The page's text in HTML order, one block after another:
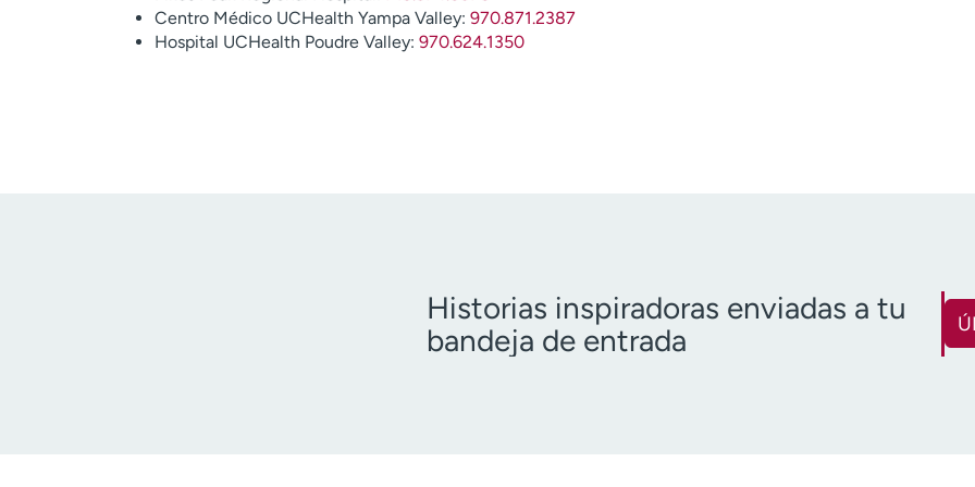
Centro Médico UCHealth Yampa Valley: 970.871.2387
Hospital UCHealth Poudre Valley: 970.624.1350
Historias inspiradoras enviadas a tu
bandeja de entrada